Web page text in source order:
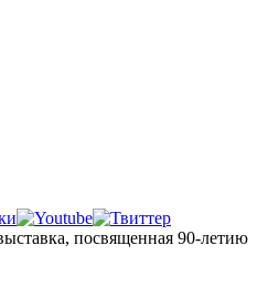
посвященная 90-летию